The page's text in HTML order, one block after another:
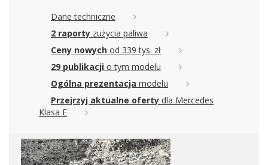
Dane techniczne
2 raporty zużycia paliwa
Ceny nowych od 339 tys. zł
29 publikacji o tym modelu
Ogólna prezentacja modelu
Przejrzyj aktualne oferty dla Mercedes
Klasa E